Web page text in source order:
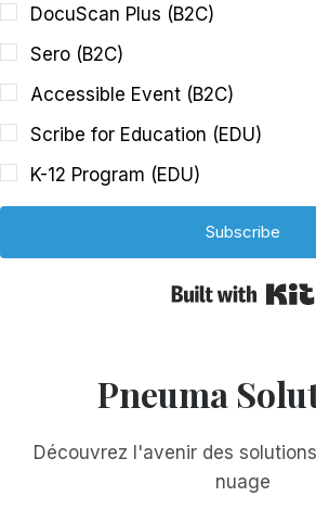
DocuScan Plus (B2C)
Sero (B2C)
Accessible Event (B2C)
Scribe for Education (EDU)
K-12 Program (EDU)
Subscribe
Pneuma
Découvrez l'avenir des
nuage